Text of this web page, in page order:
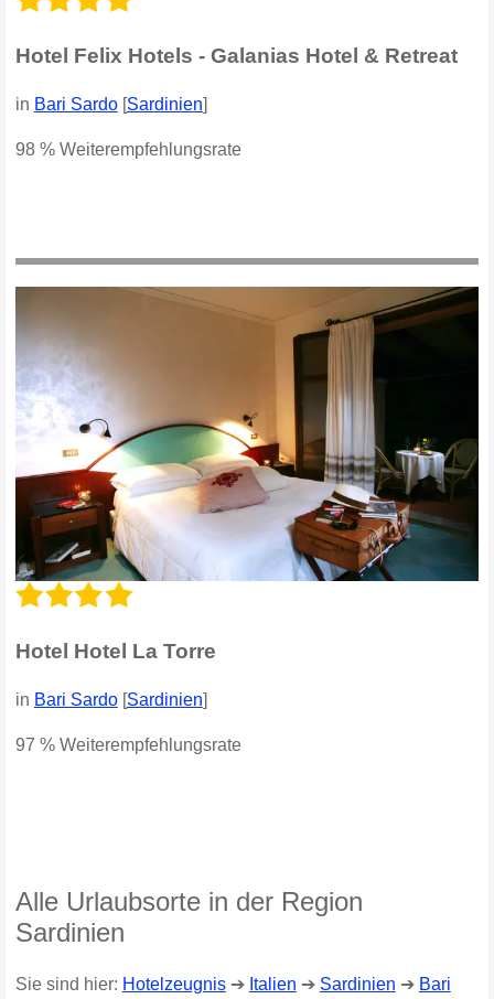
Hotel Felix Hotels - Galanias Hotel & Retreat
in Bari Sardo[Sardinien]
98 % Weiterempfehlungsrate
Hotel Hotel La Torre
in Bari Sardo[Sardinien]
97 % Weiterempfehlungsrate
Alle Urlaubsorte in der Region
Sardinien
Sie sind hier: Hotelzeugnis➔ Italien ➔ Sardinien ➔ Bari